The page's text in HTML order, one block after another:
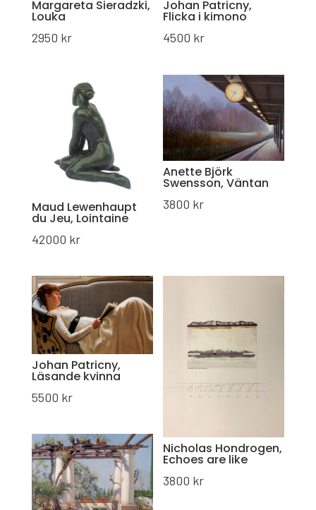
Margareta Sieradzki,
Louka
2950 kr
Johan Patricny,
Flicka i kimono
4500 kr
Maud Lewenhaupt
du Jeu, Lointaine
42000 kr
Anette Björk
Swensson, Väntan
3800 kr
Johan Patricny,
Läsande kvinna
5500 kr
Nicholas Hondrogen,
Echoes are like
3800 kr